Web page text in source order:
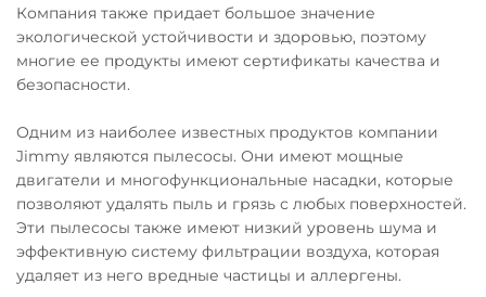
Компания также придает большое значение
экологической устойчивости и здоровью, поэтому
многие ее продукты имеют сертификаты качества и
безопасности.
Одним из наиболее известных продуктов компании
Jimmy являются пылесосы. Они имеют мощные
двигатели и многофункциональные насадки, которые
позволяют удалять пыль и грязь с любых поверхностей.
Эти пылесосы также имеют низкий уровень шума и
эффективную систему фильтрации воздуха, которая
удаляет из него вредные частицы и аллергены.